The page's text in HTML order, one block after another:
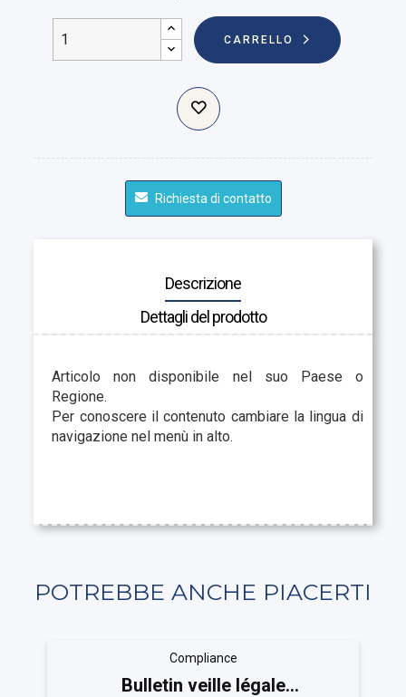
CARRELLO
Richiesta di contatto
Descrizione
Dettagli del prodotto
Articolo non disponibile nel suo Paese o
Regione.
Per conoscere il contenuto cambiare la lingua di
navigazione nel menù in alto.
POTREBBE ANCHE PIACERTI
Compliance
Bulletin veille légale